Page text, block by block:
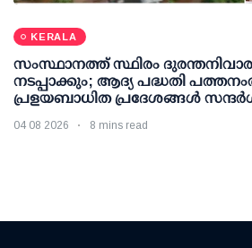
KERALA
സംസ്ഥാനത്ത് സ്ഥിരം
നടപ്പാക്കും; ആദ്യ പദ്ധതി
പ്രളയബാധിത പ്രദേശങ്ങള്‍
04 08 2026 8 mins read